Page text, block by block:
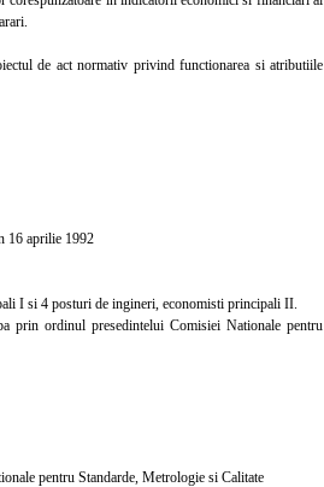
de act normativ privind functionarea si atributiile
16 aprilie 1992
I si 4 posturi de ingineri, economisti principali II.
prin ordinul presedintelui Comisiei Nationale pentru
pentru Standarde, Metrologie si Calitate